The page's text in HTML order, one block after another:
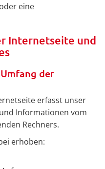
eine
Internetseite und
der
erfasst unser
Informationen vom
Rechners.
erhoben: